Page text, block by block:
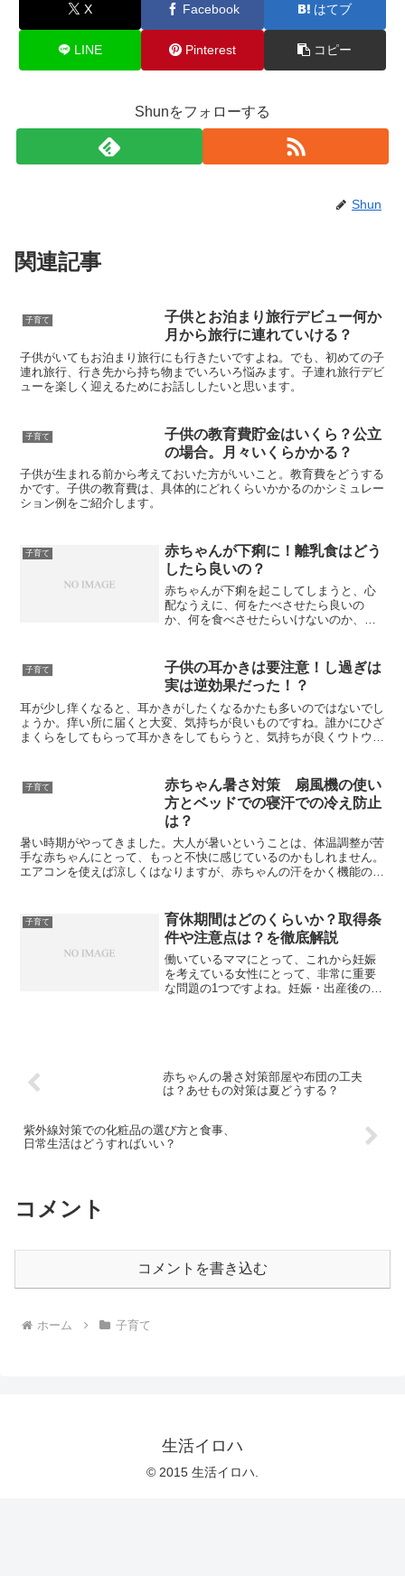
X Facebook はてブ
LINE Pinterest コピー
Shunをフォローする
Shun
関連記事
子育て
子供とお泊まり旅行デビュー何か
月から旅行に連れていける？
子供がいてもお泊まり旅行にも行きたいですよね。でも、初めての子
連れ旅行、行き先から持ち物までいろいろ悩みます。子連れ旅行デビ
ューを楽しく迎えるためにお話ししたいと思います。
子育て
子供の教育費貯金はいくら？公立
の場合。月々いくらかかる？
子供が生まれる前から考えておいた方がいいこと。教育費をどうする
かです。子供の教育費は、具体的にどれくらいかかるのかシミュレー
ション例をご紹介します。
子育て
赤ちゃんが下痢に！離乳食はどう
したら良いの？
赤ちゃんが下痢を起こしてしまうと、心
配なうえに、何をたべさせたら良いの
か、何を食べさせたらいけないのか、な
た赤ちゃんへの対処法、離乳食はどうし
たらよいのかなど、解説をし...
子育て
子供の耳かきは要注意！し過ぎは
実は逆効果だった！？
耳が少し痒くなると、耳かきがしたくなるかたも多いのではないでし
ょうか。痒い所に届くと大変、気持ちが良いものですね。誰かにひざ
まくらをしてもらって耳かきをしてもらうと、気持ちが良くウトウト
子育て
赤ちゃん暑さ対策 扇風機の使い
方とベッドでの寝汗での冷え防止
は？
暑い時期がやってきました。大人が暑いということは、体温調整が苦
手な赤ちゃんにとって、もっと不快に感じているのかもしれません。
エアコンを使えば涼しくはなりますが、赤ちゃんの汗をかく機能の成
子育て
育休期間はどのくらいか？取得条
件や注意点は？を徹底解説
働いているママにとって、これから妊娠
を考えている女性にとって、非常に重要
な問題の1つですよね。妊娠・出産後の働
赤ちゃんの暑さ対策部屋や布団の工夫
は？あせもの対策は夏どうする？
紫外線対策での化粧品の選び方と食事、
日常生活はどうすればいい？
コメント
コメントを書き込む
ホーム 子育て
生活イロハ
© 2015 生活イロハ.